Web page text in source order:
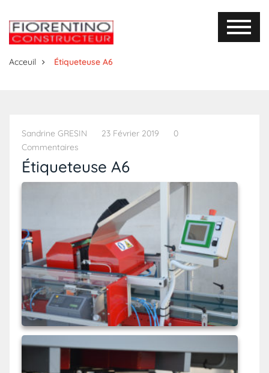
Acceuil Étiqueteuse A6
Sandrine GRESIN 23 Février 2019
0
Commentaires
Étiqueteuse A6